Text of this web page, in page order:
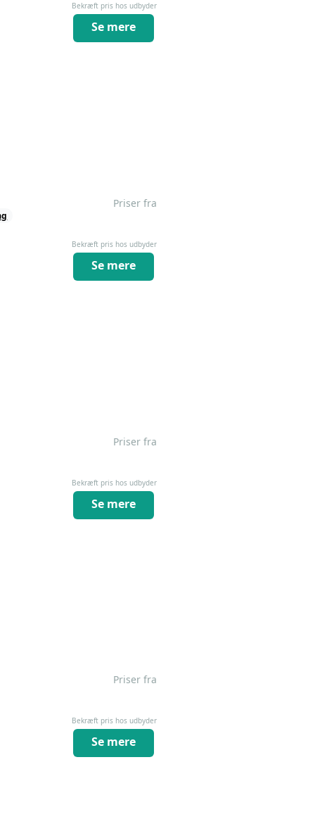
Bekræft pris hos udbyder
Se mere
Priser fra
Bekræft pris hos udbyder
Se mere
Priser fra
Bekræft pris hos udbyder
Se mere
Priser fra
Bekræft pris hos udbyder
Se mere